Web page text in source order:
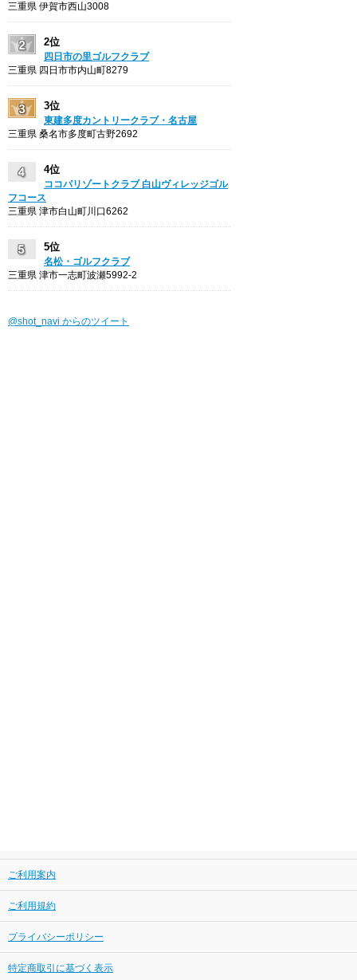
三重県 伊賀市西山3008
2位
四日市の里ゴルフクラブ
三重県 四日市市内山町8279
3位
東建多度カントリークラブ・名古屋
三重県 桑名市多度町古野2692
4位
ココパリゾートクラブ 白山ヴィレッジゴル
フコース
三重県 津市白山町川口6262
5位
名松・ゴルフクラブ
三重県 津市一志町波瀬5992-2
@shot_navi からのツイート
ご利用案内
ご利用規約
プライバシーポリシー
特定商取引に基づく表示